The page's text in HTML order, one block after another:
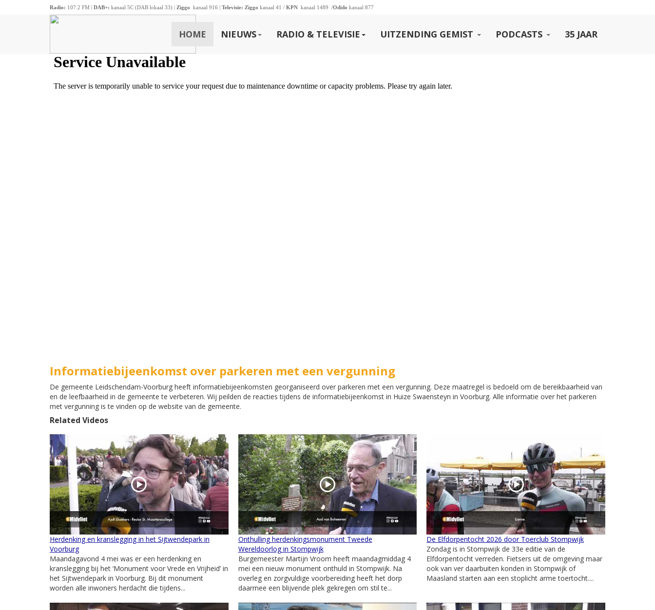
Radio: 107.2 FM | DAB+: kanaal 5C (DAB lokaal 33) | Ziggo kanaal 916 | Televisie: Ziggo kanaal 41 / KPN kanaal 1489 /Odido kanaal 877
HOME NIEUWS RADIO & TELEVISIE UITZENDING GEMIST PODCASTS 35 JAAR
Informatiebijeenkomst over parkeren met een vergunning
De gemeente Leidschendam-Voorburg heeft informatiebijeenkomsten georganiseerd over parkeren met een vergunning. Deze maatregel is bedoeld om de bereikbaarheid van
en de leefbaarheid in de gemeente te verbeteren. Wij peilden de reacties tijdens de informatiebijeenkomst in Huize Swaensteyn in Voorburg. Alle informatie over het parkeren
met vergunning is te vinden op de website van de gemeente.
Related Videos
Herdenking en kranslegging in het Sijtwendepark in
Voorburg
Maandagavond 4 mei was er een herdenking en
kranslegging bij het ‘Monument voor Vrede en Vrijheid’ in
het Sijtwendepark in Voorburg. Bij dit monument
worden alle inwoners herdacht die tijdens...
Onthulling herdenkingsmonument Tweede
Wereldoorlog in Stompwijk
Burgemeester Martijn Vroom heeft maandagmiddag 4
mei een nieuw monument onthuld in Stompwijk. Na
overleg en zorgvuldige voorbereiding heeft het dorp
daarmee een blijvende plek gekregen om stil te...
De Elfdorpentocht 2026 door Toerclub Stompwijk
Zondag is in Stompwijk de 33e editie van de
Elfdorpentocht verreden. Fietsers uit de omgeving maar
ook van ver daarbuiten konden in Stompwijk of
Maasland starten aan een stoplicht arme toertocht....